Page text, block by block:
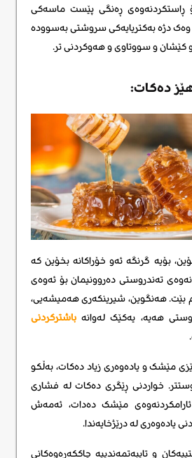
ڕەنگی پێست ماسەکی
دژە بەکتریایەکی سروشتی بەسوودە
کێشان و سووتاوی و هەوکردنی تر.
بۆیە گرنگە ئەو خۆراکانە بخۆین کە
تەندروستی دەروونیمان بۆ ئەوەی
بێت. هەنگوین، شیرینکەری هەمیشەیی،
هەیە، یەکێک لەوانە باشترکردنی
مێشک و یادەوەری زیاد دەکات، بەڵکو
خواردنی ڕێگری دەکات لە فشاری
ئارامکردنەوەی مێشک دەدات، ئەمەش
یادەوەری لە درێژخایەندا.
و تایبەتمەندییە چاککەرەوەکانی